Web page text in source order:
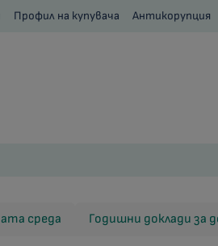
Профил на купувача Антикорупция
среда Годишни доклади за